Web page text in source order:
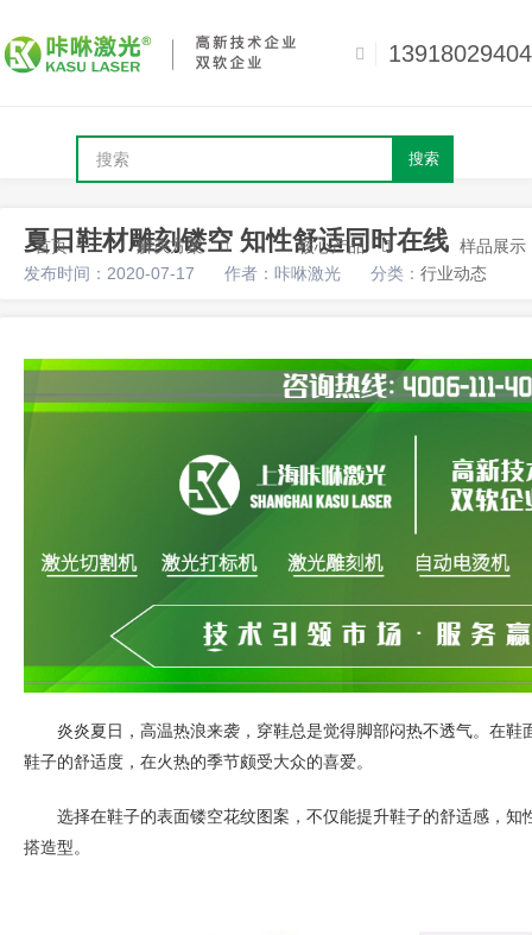
13918029404
搜索
首页 解决方案 核心产品 样品展示
夏日鞋材雕刻镂空 知性舒适同时在线
发布时间：2020-07-17 作者：咔咻激光 分类： 行业动态
炎炎夏日，高温热浪来袭，穿鞋总是觉得脚部闷热不透气。在鞋
鞋子的舒适度，在火热的季节颇受大众的喜爱。
选择在鞋子的表面镂空花纹图案，不仅能提升鞋子的舒适感，知
搭造型。